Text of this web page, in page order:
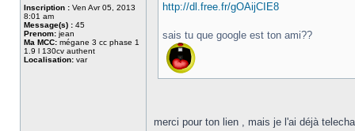
Inscription : Ven Avr 05, 2013
8:01 am
Message(s) : 45
Prenom: jean
Ma MCC: mégane 3 cc phase 1
1.9 l 130cv authent
Localisation: var
http://dl.free.fr/gOAijCIE8
sais tu que google est ton ami??
merci pour ton lien , mais je l'ai déjà